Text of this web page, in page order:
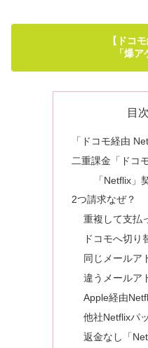
【ドコ
「爆
目次
「ドコモ経由
二重課金「ドコ
「Netflix」
2つ請求なぜ？
重複して支払
ドコモへ切り
同じメールア
違うメールア
Apple経由
他社Netflixパ
返金なし「